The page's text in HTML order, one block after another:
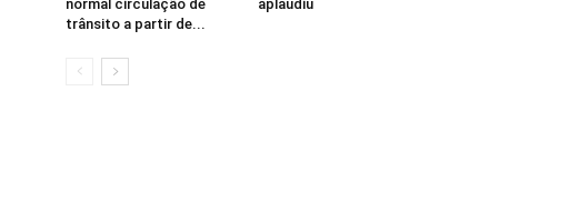
normal circulação de
trânsito a partir de...
aplaudiu